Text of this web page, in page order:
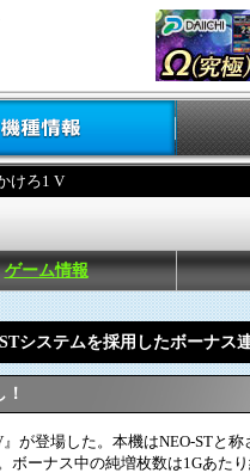
けろ1 V
ゲーム情報
システムを採用したボーナス
が登場した。本機はNEO-STと称
ボーナス中の純増枚数は1Gあた